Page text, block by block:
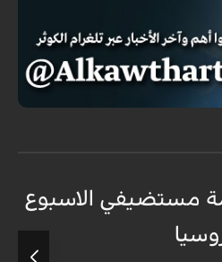
مستضيفي الاسبوع